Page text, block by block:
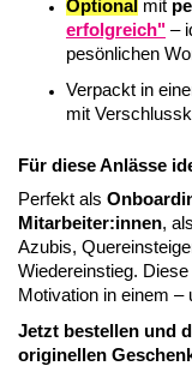
Optional mit
erfolgreich" –
pesönlichen
Verpackt in
mit
Für diese Anlässe
Perfekt als
Mitarbeiter:innen,
Azubis,
Wiedereinstieg.
Motivation in einem –
Jetzt bestellen und
originellen